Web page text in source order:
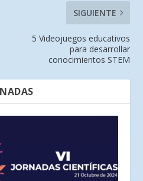
SIGUIENTE
5 Videojuegos educativos
para desarrollar
conocimientos STEM